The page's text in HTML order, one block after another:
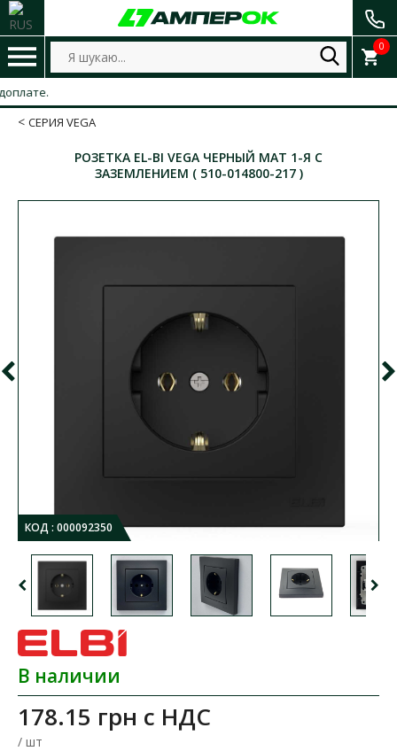
0
СЕРИЯ VEGA
РОЗЕТКА EL-BI VEGA ЧЕРНЫЙ МАТ 1-Я С
ЗАЗЕМЛЕНИЕМ ( 510-014800-217 )
КОД : 000092350
В наличии
178.15 грн с НДС
/ шт